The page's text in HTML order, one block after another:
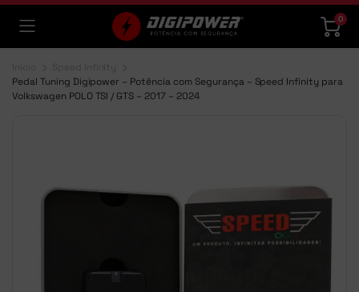
0
Pedal Tuning Digipower – Potência com Segurança – Speed Infinity para
Volkswagen POLO TSI / GTS – 2017 – 2024